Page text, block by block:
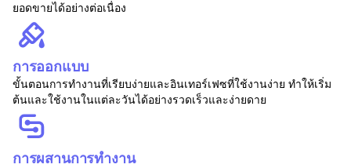
ยอดขายได้อย่างต่อเนื่อง
การออกแบบ
ขั้นตอนการทำงานที่เรียบง่ายและอินเทอร์เฟซที่ใช้งานง่าย ทำให้เริ่ม
ต้นและใช้งานในแต่ละวันได้อย่างรวดเร็วและง่ายดาย
การผสานการทำงาน